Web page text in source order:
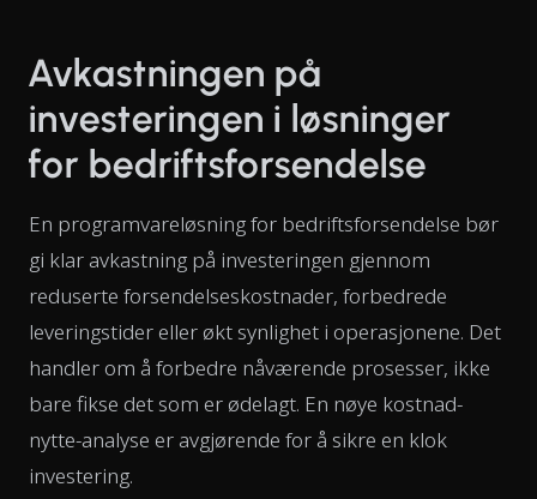
Avkastningen på
investeringen i løsninger
for bedriftsforsendelse
En programvareløsning for bedriftsforsendelse bør
gi klar avkastning på investeringen gjennom
reduserte forsendelseskostnader, forbedrede
leveringstider eller økt synlighet i operasjonene. Det
handler om å forbedre nåværende prosesser, ikke
bare fikse det som er ødelagt. En nøye kostnad-
nytte-analyse er avgjørende for å sikre en klok
investering.